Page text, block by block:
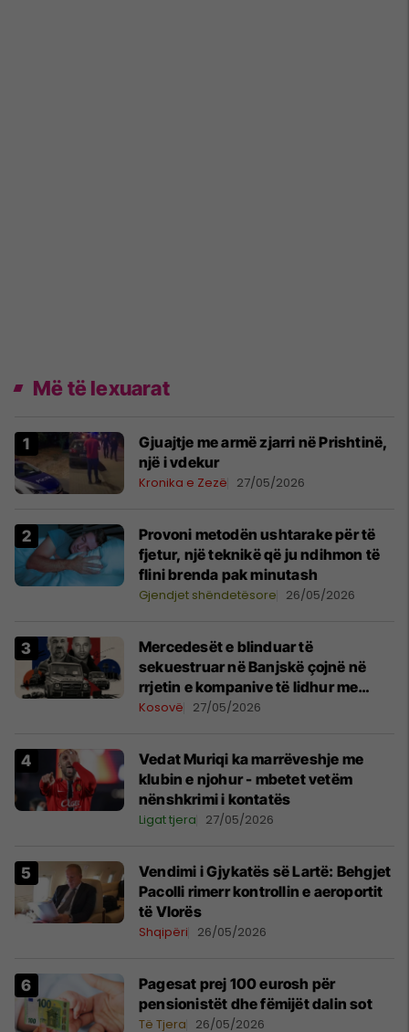
Më të lexuarat
Gjuajtje me armë zjarri në Prishtinë,
një i vdekur
Kronika e Zezë 27/05/2026
Provoni metodën ushtarake për të
fjetur, një teknikë që ju ndihmon të
flini brenda pak minutash
Gjendjet shëndetësore 26/05/2026
Mercedesët e blinduar të
sekuestruar në Banjskë çojnë në
rrjetin e kompanive të lidhur me
Radoiçiqin dhe Veselinoviqin
Kosovë 27/05/2026
Vedat Muriqi ka marrëveshje me
klubin e njohur - mbetet vetëm
nënshkrimi i kontatës
Ligat tjera 27/05/2026
Vendimi i Gjykatës së Lartë: Behgjet
Pacolli rimerr kontrollin e aeroportit
të Vlorës
Shqipëri 26/05/2026
Pagesat prej 100 eurosh për
pensionistët dhe fëmijët dalin sot
Të Tjera 26/05/2026